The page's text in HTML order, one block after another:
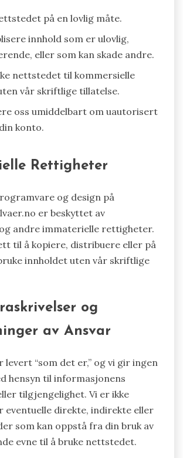
på en lovlig måte.
innhold som er ulovlig,
eller som kan skade andre.
nettstedet til kommersielle
vår skriftlige tillatelse.
oss umiddelbart om uautorisert
konto.
Rettigheter
og design på
er beskyttet av
andre immaterielle rettigheter.
til å kopiere, distribuere eller på
innholdet uten vår skriftlige
og
av Ansvar
“som det er,” og vi gir ingen
hensyn til informasjonens
tilgjengelighet. Vi er ikke
eventuelle direkte, indirekte eller
som kan oppstå fra din bruk av
evne til å bruke nettstedet.